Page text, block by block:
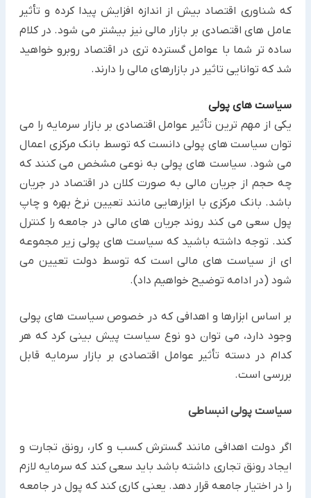
که شناوری اقتصاد بیش از اندازه افزایش پیدا کرده و تأثیر
عامل های اقتصادی بر بازار مالی نیز بیشتر می شود. در کلام
ساده تر شما با عوامل گسترده تری در اقتصاد روبرو خواهید
شد که توانایی تاثیر در بازارهای مالی را دارند.
سیاست های پولی
یکی از مهم ترین تأثیر عوامل اقتصادی بر بازار سرمایه را می
توان سیاست های پولی دانست که توسط بانک مرکزی اعمال
می شود. سیاست های پولی به نوعی مشخص می کنند که
چه حجم از جریان مالی به صورت کلان در اقتصاد در جریان
باشد. بانک مرکزی با ابزارهایی مانند تعیین نرخ بهره و چاپ
پول سعی می کند روند جریان های مالی در جامعه را کنترل
کند. توجه داشته باشید که سیاست های پولی زیر مجموعه
ای از سیاست های مالی است که توسط دولت تعیین می
شود (در ادامه توضیح خواهیم داد).
بر اساس ابزارها و اهدافی که در خصوص سیاست های پولی
وجود دارد، می توان دو نوع سیاست پیش بینی کرد که هر
کدام در دسته تأثیر عوامل اقتصادی بر بازار سرمایه قابل
بررسی است.
سیاست پولی انبساطی
اگر دولت اهدافی مانند گسترش کسب و کار، رونق تجارت و
ایجاد رونق تجاری داشته باشد باید سعی کند که سرمایه لازم
را در اختیار جامعه قرار دهد. یعنی کاری کند که پول در جامعه